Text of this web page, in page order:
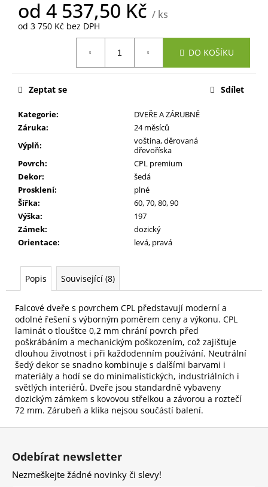
od 4 537,50 Kč / ks
od 3 750 Kč bez DPH
DO KOŠÍKU
Kategorie:
DVEŘE A ZÁRUBNĚ
Záruka:
24 měsíců
Výplň:
voština, děrovaná
dřevoříska
Povrch:
CPL premium
Dekor:
šedá
Prosklení:
plné
Šířka:
60, 70, 80, 90
Výška:
197
Zámek:
dozický
Orientace: levá, pravá
Zeptat se Sdílet
Popis Související (8)
Falcové dveře s povrchem CPL představují moderní a
odolné řešení s výborným poměrem ceny a výkonu. CPL
laminát o tloušťce 0,2 mm chrání povrch před
poškrábáním a mechanickým poškozením, což zajišťuje
dlouhou životnost i při každodenním používání. Neutrální
šedý dekor se snadno kombinuje s dalšími barvami i
materiály a hodí se do minimalistických, industriálních i
světlých interiérů. Dveře jsou standardně vybaveny
dozickým zámkem s kovovou střelkou a závorou a roztečí
72 mm. Zárubeň a klika nejsou součástí balení.
Z
Odebírat newsletter
Nezmeškejte žádné novinky či slevy!